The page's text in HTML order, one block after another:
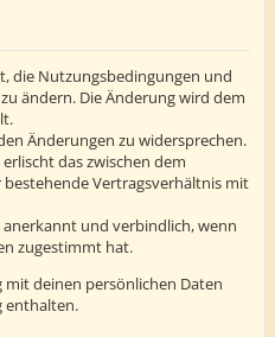
die Nutzungsbedingungen und
ändern. Die Änderung wird dem
Änderungen zu widersprechen.
das zwischen dem
Vertragsverhältnis mit
anerkannt und verbindlich, wenn
zugestimmt hat.
deinen persönlichen Daten
enthalten.